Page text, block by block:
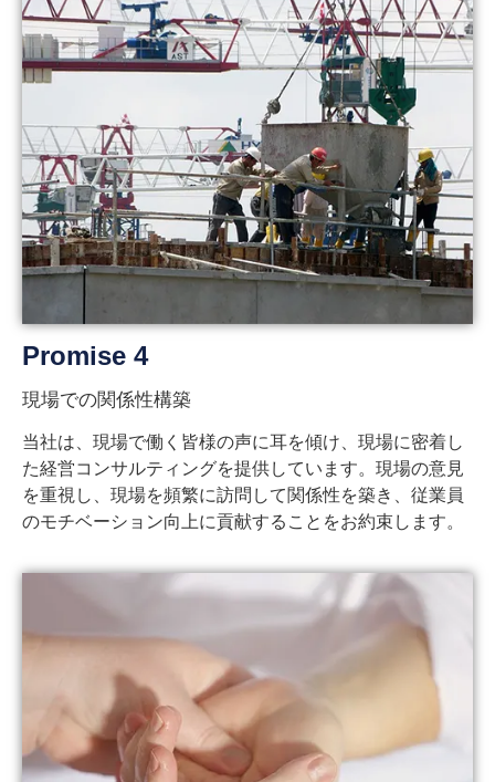
Promise 4
現場での関係性構築
当社は、現場で働く皆様の声に耳を傾け、現場に密着し
た経営コンサルティングを提供しています。現場の意見
を重視し、現場を頻繁に訪問して関係性を築き、従業員
のモチベーション向上に貢献することをお約束します。